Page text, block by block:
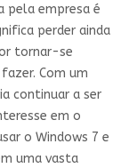
pela empresa é
perder ainda
tornar-se
Com um
continuar a ser
em o
o Windows 7 e
uma vasta